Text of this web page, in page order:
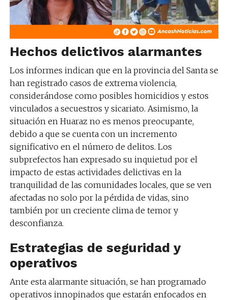
Hechos delictivos alarmantes
Los informes indican que en la provincia del Santa se
han registrado casos de extrema violencia,
considerándose como posibles homicidios y estos
vinculados a secuestros y sicariato. Asimismo, la
situación en Huaraz no es menos preocupante,
debido a que se cuenta con un incremento
significativo en el número de delitos. Los
subprefectos han expresado su inquietud por el
impacto de estas actividades delictivas en la
tranquilidad de las comunidades locales, que se ven
afectadas no solo por la pérdida de vidas, sino
también por un creciente clima de temor y
desconfianza.
Estrategias de seguridad y
operativos
Ante esta alarmante situación, se han programado
operativos innopinados que estarán enfocados en